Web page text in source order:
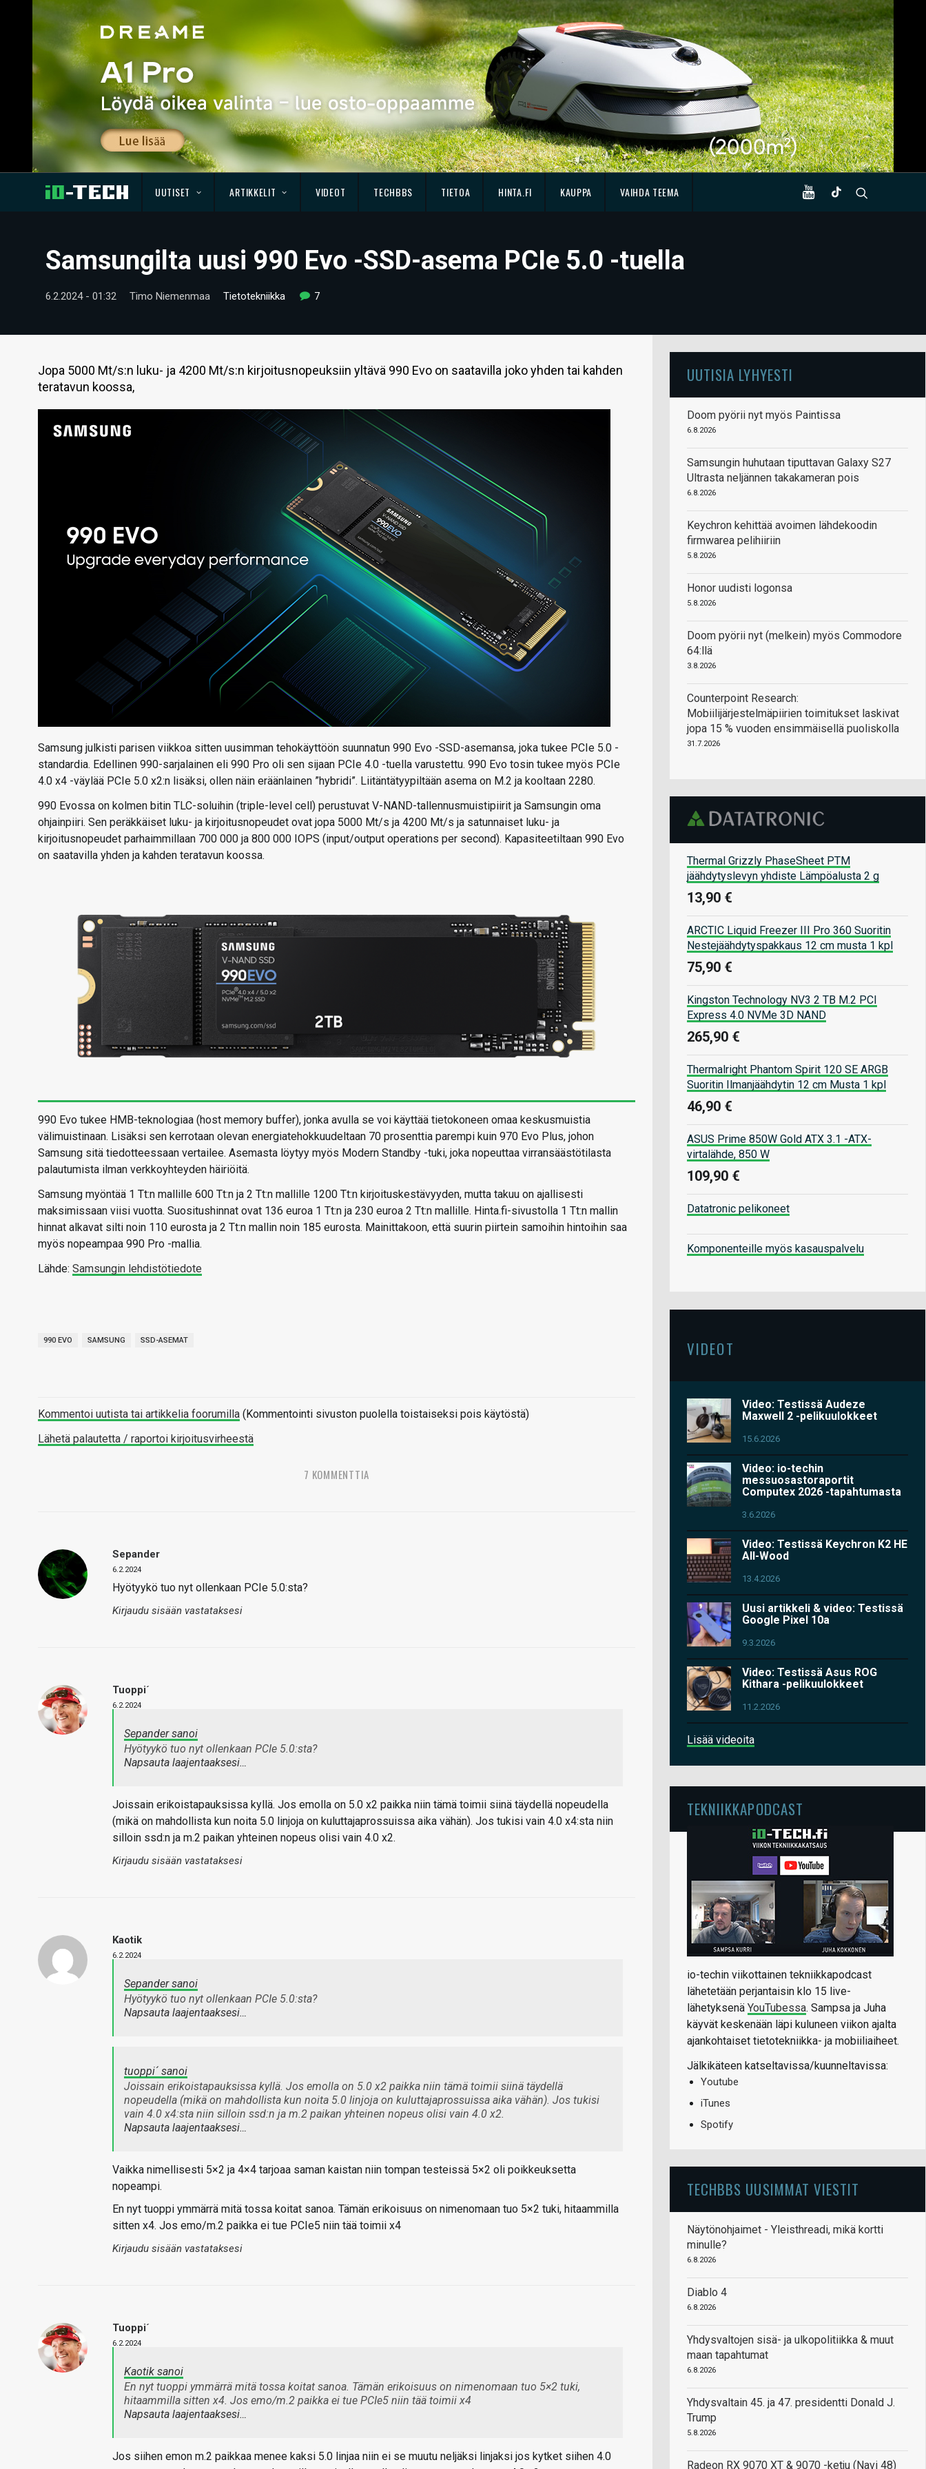
UUTISET ARTIKKELIT VIDEOT TECHBBS TIETOA HINTA.FI KAUPPA VAIHDA TEEMA
Samsungilta uusi 990 Evo -SSD-asema PCIe 5.0 -tuella
6.2.2024 - 01:32 Timo Niemenmaa Tietotekniikka 7
Jopa 5000 Mt/s:n luku- ja 4200 Mt/s:n kirjoitusnopeuksiin yltävä 990 Evo on saatavilla joko yhden tai kahden
teratavun koossa,
Samsung julkisti parisen viikkoa sitten uusimman tehokäyttöön suunnatun 990 Evo -SSD-asemansa, joka tukee PCIe 5.0 -
standardia. Edellinen 990-sarjalainen eli 990 Pro oli sen sijaan PCIe 4.0 -tuella varustettu. 990 Evo tosin tukee myös PCIe
4.0 x4 -väylää PCIe 5.0 x2:n lisäksi, ollen näin eräänlainen ”hybridi”. Liitäntätyypiltään asema on M.2 ja kooltaan 2280.
990 Evossa on kolmen bitin TLC-soluihin (triple-level cell) perustuvat V-NAND-tallennusmuistipiirit ja Samsungin oma
ohjainpiiri. Sen peräkkäiset luku- ja kirjoitusnopeudet ovat jopa 5000 Mt/s ja 4200 Mt/s ja satunnaiset luku- ja
kirjoitusnopeudet parhaimmillaan 700 000 ja 800 000 IOPS (input/output operations per second). Kapasiteetiltaan 990 Evo
on saatavilla yhden ja kahden teratavun koossa.
990 Evo tukee HMB-teknologiaa (host memory buffer), jonka avulla se voi käyttää tietokoneen omaa keskusmuistia
välimuistinaan. Lisäksi sen kerrotaan olevan energiatehokkuudeltaan 70 prosenttia parempi kuin 970 Evo Plus, johon
Samsung sitä tiedotteessaan vertailee. Asemasta löytyy myös Modern Standby -tuki, joka nopeuttaa virransäästötilasta
palautumista ilman verkkoyhteyden häiriöitä.
Samsung myöntää 1 Tt:n mallille 600 Tt:n ja 2 Tt:n mallille 1200 Tt:n kirjoituskestävyyden, mutta takuu on ajallisesti
maksimissaan viisi vuotta. Suositushinnat ovat 136 euroa 1 Tt:n ja 230 euroa 2 Tt:n mallille. Hinta.fi-sivustolla 1 Tt:n mallin
hinnat alkavat silti noin 110 eurosta ja 2 Tt:n mallin noin 185 eurosta. Mainittakoon, että suurin piirtein samoihin hintoihin saa
myös nopeampaa 990 Pro -mallia.
Lähde: Samsungin lehdistötiedote
990 EVO SAMSUNG SSD-ASEMAT
Kommentoi uutista tai artikkelia foorumilla (Kommentointi sivuston puolella toistaiseksi pois käytöstä)
Lähetä palautetta / raportoi kirjoitusvirheestä
7 KOMMENTTIA
Sepander
6.2.2024
Hyötyykö tuo nyt ollenkaan PCIe 5.0:sta?
Kirjaudu sisään vastataksesi
Tuoppi´
6.2.2024
Sepander sanoi
Hyötyykö tuo nyt ollenkaan PCIe 5.0:sta?
Napsauta laajentaaksesi…
Joissain erikoistapauksissa kyllä. Jos emolla on 5.0 x2 paikka niin tämä toimii siinä täydellä nopeudella
(mikä on mahdollista kun noita 5.0 linjoja on kuluttajaprossuissa aika vähän). Jos tukisi vain 4.0 x4:sta niin
silloin ssd:n ja m.2 paikan yhteinen nopeus olisi vain 4.0 x2.
Kirjaudu sisään vastataksesi
Kaotik
6.2.2024
Sepander sanoi
Hyötyykö tuo nyt ollenkaan PCIe 5.0:sta?
Napsauta laajentaaksesi…
tuoppi´ sanoi
Joissain erikoistapauksissa kyllä. Jos emolla on 5.0 x2 paikka niin tämä toimii siinä täydellä
nopeudella (mikä on mahdollista kun noita 5.0 linjoja on kuluttajaprossuissa aika vähän). Jos tukisi
vain 4.0 x4:sta niin silloin ssd:n ja m.2 paikan yhteinen nopeus olisi vain 4.0 x2.
Napsauta laajentaaksesi…
Vaikka nimellisesti 5×2 ja 4×4 tarjoaa saman kaistan niin tompan testeissä 5×2 oli poikkeuksetta
nopeampi.
En nyt tuoppi ymmärrä mitä tossa koitat sanoa. Tämän erikoisuus on nimenomaan tuo 5×2 tuki, hitaammilla
sitten x4. Jos emo/m.2 paikka ei tue PCIe5 niin tää toimii x4
Kirjaudu sisään vastataksesi
Tuoppi´
6.2.2024
Kaotik sanoi
En nyt tuoppi ymmärrä mitä tossa koitat sanoa. Tämän erikoisuus on nimenomaan tuo 5×2 tuki,
hitaammilla sitten x4. Jos emo/m.2 paikka ei tue PCIe5 niin tää toimii x4
Napsauta laajentaaksesi…
Jos siihen emon m.2 paikkaa menee kaksi 5.0 linjaa niin ei se muutu neljäksi linjaksi jos kytket siihen 4.0
UUTISIA LYHYESTI
Doom pyörii nyt myös Paintissa
6.8.2026
Samsungin huhutaan tiputtavan Galaxy S27
Ultrasta neljännen takakameran pois
6.8.2026
Keychron kehittää avoimen lähdekoodin
firmwarea pelihiiriin
5.8.2026
Honor uudisti logonsa
5.8.2026
Doom pyörii nyt (melkein) myös Commodore
64:llä
3.8.2026
Counterpoint Research:
Mobiilijärjestelmäpiirien toimitukset laskivat
jopa 15 % vuoden ensimmäisellä puoliskolla
31.7.2026
Thermal Grizzly PhaseSheet PTM
jäähdytyslevyn yhdiste Lämpöalusta 2 g
13,90 €
ARCTIC Liquid Freezer III Pro 360 Suoritin
Nestejäähdytyspakkaus 12 cm musta 1 kpl
75,90 €
Kingston Technology NV3 2 TB M.2 PCI
Express 4.0 NVMe 3D NAND
265,90 €
Thermalright Phantom Spirit 120 SE ARGB
Suoritin Ilmanjäähdytin 12 cm Musta 1 kpl
46,90 €
ASUS Prime 850W Gold ATX 3.1 -ATX-
virtalähde, 850 W
109,90 €
Datatronic pelikoneet
Komponenteille myös kasauspalvelu
VIDEOT
Video: Testissä Audeze
Maxwell 2 -pelikuulokkeet
15.6.2026
Video: io-techin
messuosastoraportit
Computex 2026 -tapahtumasta
3.6.2026
Video: Testissä Keychron K2 HE
All-Wood
13.4.2026
Uusi artikkeli & video: Testissä
Google Pixel 10a
9.3.2026
Video: Testissä Asus ROG
Kithara -pelikuulokkeet
11.2.2026
Lisää videoita
TEKNIIKKAPODCAST
io-techin viikottainen tekniikkapodcast
lähetetään perjantaisin klo 15 live-
lähetyksenä YouTubessa. Sampsa ja Juha
käyvät keskenään läpi kuluneen viikon ajalta
ajankohtaiset tietotekniikka- ja mobiiliaiheet.
Jälkikäteen katseltavissa/kuunneltavissa:
Youtube
iTunes
Spotify
TECHBBS UUSIMMAT VIESTIT
Näytönohjaimet - Yleisthreadi, mikä kortti
minulle?
6.8.2026
Diablo 4
6.8.2026
Yhdysvaltojen sisä- ja ulkopolitiikka & muut
maan tapahtumat
6.8.2026
Yhdysvaltain 45. ja 47. presidentti Donald J.
Trump
5.8.2026
Radeon RX 9070 XT & 9070 -ketju (Navi 48)